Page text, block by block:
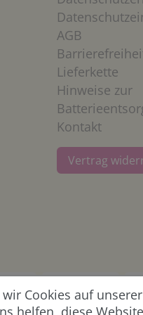
AGB
Lieferkette
Hinweise zur
Kontakt
Vertrag
Cookies auf unserer
helfen, diese